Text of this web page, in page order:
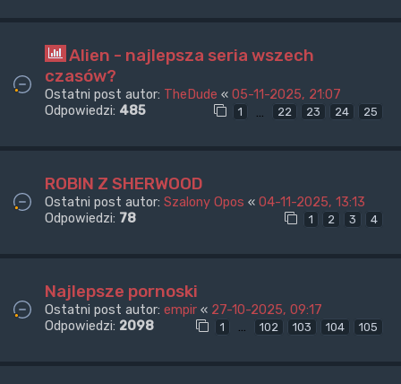
Alien - najlepsza seria wszech
czasów?
Ostatni post autor: TheDude « 05-11-2025, 21:07
Odpowiedzi: 485 1 … 22 23 24 25
ROBIN Z SHERWOOD
Ostatni post autor: Szalony Opos « 04-11-2025, 13:13
Odpowiedzi: 78 1 2 3 4
Najlepsze pornoski
Ostatni post autor: empir « 27-10-2025, 09:17
Odpowiedzi: 2098 1 … 102 103 104 105